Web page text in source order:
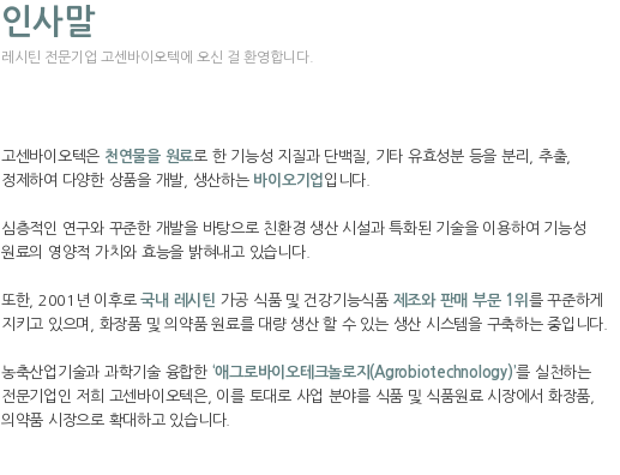
인사말
레시틴 전문기업 고센바이오텍에 오신 걸 환영합니다.
고센바이오텍은 천연물을 원료로 한 기능성 지질과 단백질, 기타 유효성분 등을 분리, 추출,
정제하여 다양한 상품을 개발, 생산하는 바이오기업입니다.
심층적인 연구와 꾸준한 개발을 바탕으로 친환경 생산 시설과 특화된 기술을 이용하여 기능성
원료의 영양적 가치와 효능을 밝혀내고 있습니다.
또한, 2001년 이후로국내 레시틴 가공 식품 및 건강기능식품 제조와 판매 부문 1위 를 꾸준하게
지키고 있으며, 화장품 및 의약품 원료를 대량 생산 할 수 있는 생산 시스템을 구축하는 중입니다.
농축산업기술과 과학기술 융합한 ‘애그로바이오테크놀로지(Agrobiotechnology)’를 실천하는
전문기업인 저희 고센바이오텍은, 이를 토대로 사업 분야를 식품 및 식품원료 시장에서 화장품,
의약품 시장으로 확대하고 있습니다.